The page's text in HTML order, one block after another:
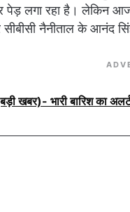
पेड़ लगा रहा है। लेकिन
नैनीताल के आनंद
खबर)- भारी बारिश का